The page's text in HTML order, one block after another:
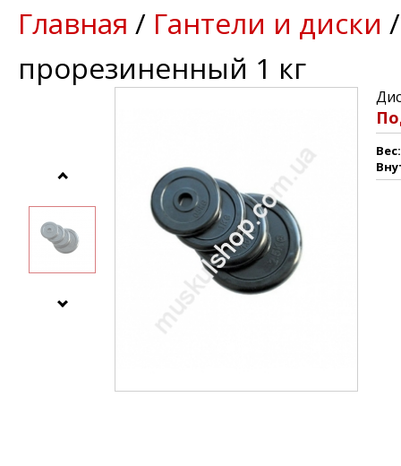
Главная / Гантели и диски
прорезиненный 1 кг
Вес: